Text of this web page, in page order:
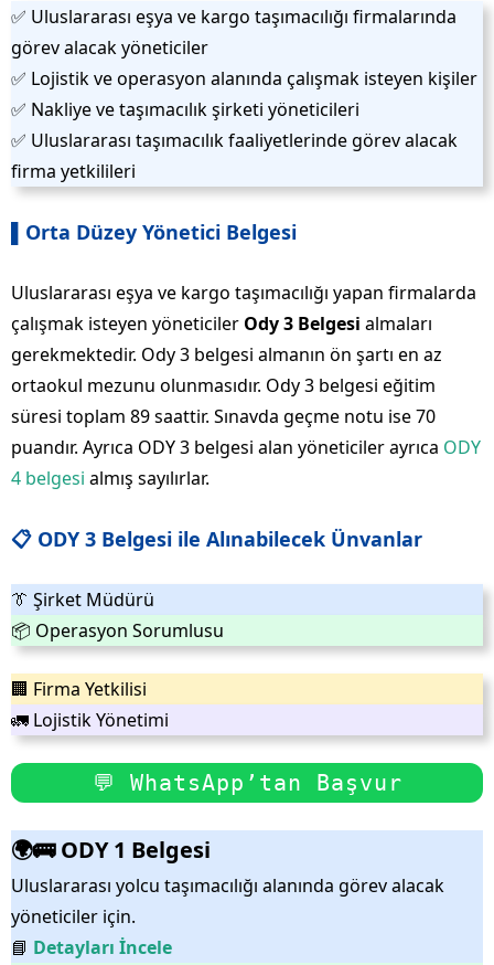
✅ Uluslararası eşya ve kargo taşımacılığı firmalarında
görev alacak yöneticiler
✅ Lojistik ve operasyon alanında çalışmak isteyen kişiler
✅ Nakliye ve taşımacılık şirketi yöneticileri
✅ Uluslararası taşımacılık faaliyetlerinde görev alacak
firma yetkilileri
▌Orta Düzey Yönetici Belgesi
Uluslararası eşya ve kargo taşımacılığı yapan firmalarda
çalışmak isteyen yöneticiler Ody 3 Belgesi almaları
gerekmektedir. Ody 3 belgesi almanın ön şartı en az
ortaokul mezunu olunmasıdır. Ody 3 belgesi eğitim
süresi toplam 89 saattir. Sınavda geçme notu ise 70
puandır. Ayrıca ODY 3 belgesi alan yöneticiler ayrıca ODY
4 belgesi almış sayılırlar.
📋 ODY 3 Belgesi ile Alınabilecek Ünvanlar
👔 Şirket Müdürü
📦 Operasyon Sorumlusu
🏢 Firma Yetkilisi
🚛 Lojistik Yönetimi
💬 WhatsApp’tan Başvur
🌍🚌 ODY 1 Belgesi
Uluslararası yolcu taşımacılığı alanında görev alacak
yöneticiler için.
📘 Detayları İncele